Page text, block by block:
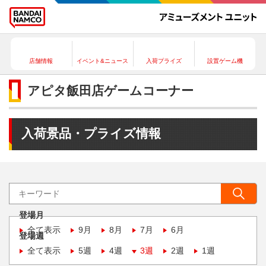
店舗情報 イベント&ニュース 入荷プライズ 設置ゲーム機
アピタ飯田店ゲームコーナー
入荷景品・プライズ情報
登場月
全て表示
9月 8月 7月 6月
登場週
全て表示
5週 4週 3週 2週 1週